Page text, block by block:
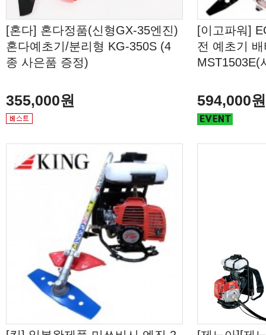
[혼다] 혼다정품(신형GX-35엔진)
혼다예초기/분리형 KG-350S (4
종 사은품 증정)
355,000원
[이고파워]
전 예초기
MST1503E(
594,000원